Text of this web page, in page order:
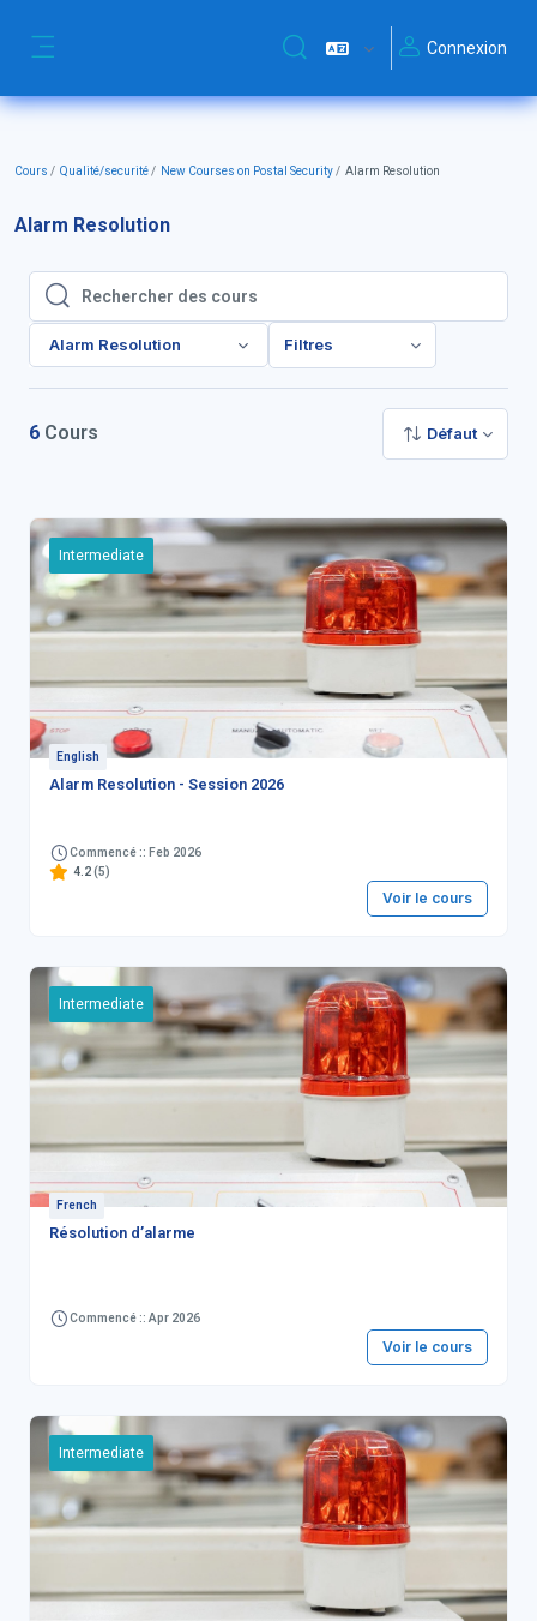
Activer/désactiver la saisie de
Connexion
Cours Qualité/securité New Courses on Postal Security Alarm Resolution
Alarm Resolution
Rechercher des cours
Rechercher des cours
Alarm Resolution Filtres
6 Cours Défaut
Intermediate
English
Alarm Resolution - Session 2026
Commencé :: Feb 2026
4.2(5)
Voir le cours
Intermediate
French
Résolution d’alarme
Commencé :: Apr 2026
Voir le cours
Intermediate